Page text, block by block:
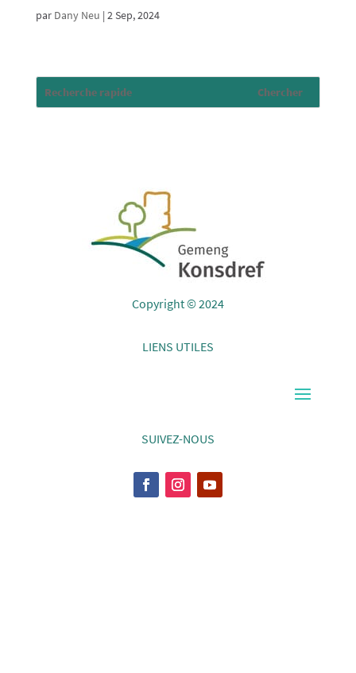
par Dany Neu | 2 Sep, 2024
Copyright © 2024
LIENS UTILES
SUIVEZ-NOUS